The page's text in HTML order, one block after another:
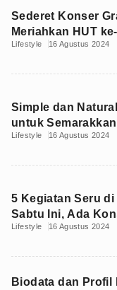
Sederet Konser
Meriahkan HUT ke-
Lifestyle 16 Agustus 2024
Simple dan
untuk Semarakkan
Lifestyle 16 Agustus 2024
5 Kegiatan Seru
Sabtu Ini, Ada
Lifestyle 16 Agustus 2024
Biodata dan Profil